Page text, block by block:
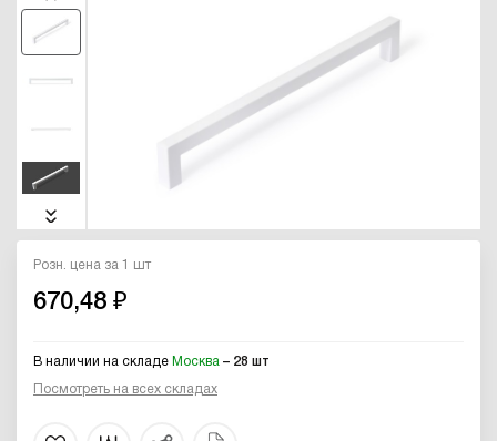
Розн. цена за 1 шт
670,48 ₽
В наличии на складе Москва – 28 шт
Посмотреть на всех складах